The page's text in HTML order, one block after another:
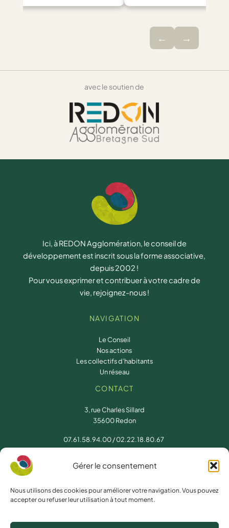
Gérer le consentement
Nous utilisons des cookies pour améliorer votre navigation. Vous pouvez
accepter ou refuser leur utilisation à tout moment.
← →
avec le soutien de
Ici, à REDON Agglomération, le conseil de
développement est inscrit sous la forme associative,
depuis 2002 !
Pour vous exprimer et contribuer à votre cadre de
vie, rejoignez-nous !
NAVIGATION
Le Conseil
Nos actions
Les collectifs d’habitants
Un réseau
CONTACT
3, rue Charles Sillard
35600 Redon
07.61.58.94.00/02.22.18.80.67